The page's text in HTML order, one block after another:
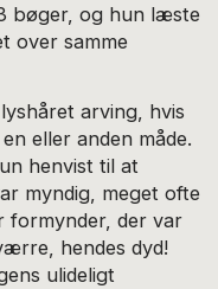
bøger, og hun læste
over samme
arving, hvis
eller anden måde.
henvist til at
myndig, meget ofte
formynder, der var
hendes dyd!
ulideligt